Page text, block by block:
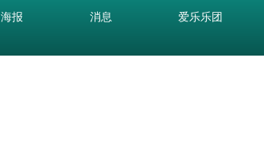
海报 消息 爱乐乐团